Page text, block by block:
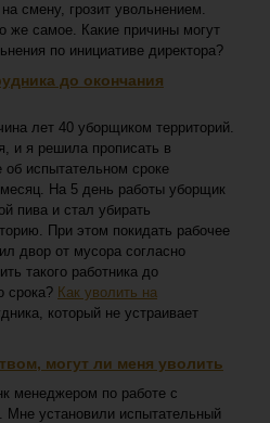
смену, грозит увольнением.
же самое. Какие причины могут
по инициативе директора?
до окончания
лет 40 уборщиком территорий.
и я решила прописать в
об испытательном сроке
На 5 день работы уборщик
пива и стал убирать
При этом покидать рабочее
двор от мусора согласно
такого работника до
срока? Как уволить на
который не устраивает
могут ли меня уволить
менеджером по работе с
Мне установили испытательный